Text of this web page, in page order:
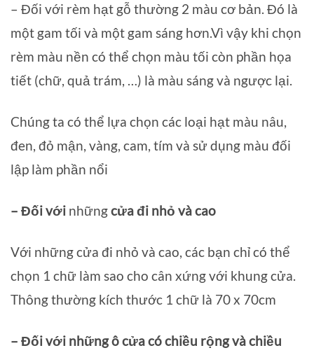
– Đối với rèm hạt gỗ thường 2 màu cơ bản. Đó là
một gam tối và một gam sáng hơn.Vì vậy khi chọn
rèm màu nền có thể chọn màu tối còn phần họa
tiết (chữ, quả trám, …) là màu sáng và ngược lại.
Chúng ta có thể lựa chọn các loại hạt màu nâu,
đen, đỏ mận, vàng, cam, tím và sử dụng màu đối
lập làm phần nổi
– Đối với nhữngcửa đi nhỏ và cao
Với những cửa đi nhỏ và cao, các bạn chỉ có thể
chọn 1 chữ làm sao cho cân xứng với khung cửa.
Thông thường kích thước 1 chữ là 70 x 70cm
– Đối với những ô cửa có chiều rộng và chiều